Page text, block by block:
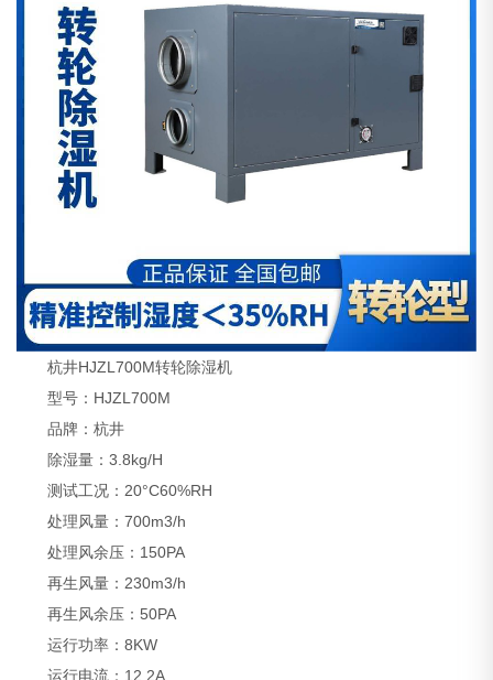
杭井HJZL700M转轮除湿机
型号：HJZL700M
品牌：杭井
除湿量：3.8kg/H
测试工况：20°C60%RH
处理风量：700m3/h
处理风余压：150PA
再生风量：230m3/h
再生风余压：50PA
运行功率：8KW
运行电流：12.2A